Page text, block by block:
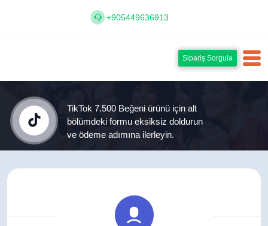
+905449636913
Sipariş Sorgula
TikTok 7.500 Beğeni ürünü için alt
bölümdeki formu eksiksiz doldurun
ve ödeme adımına ilerleyin.